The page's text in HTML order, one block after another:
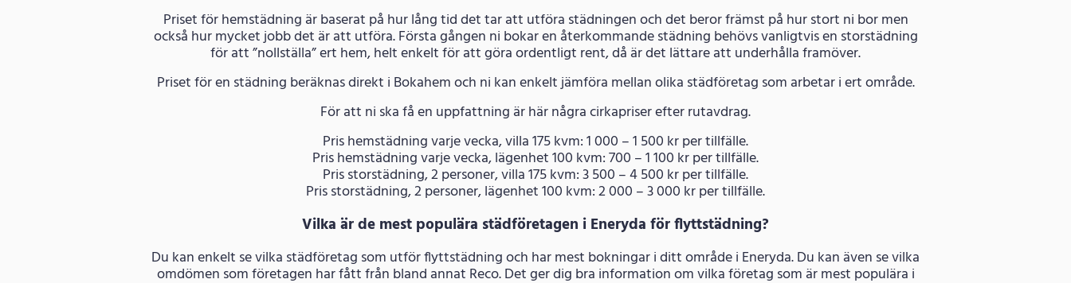
Priset för hemstädning är baserat på hur lång tid det tar att utföra städningen och det beror främst på hur stort ni bor men
också hur mycket jobb det är att utföra. Första gången ni bokar en återkommande städning behövs vanligtvis en storstädning
för att ”nollställa” ert hem, helt enkelt för att göra ordentligt rent, då är det lättare att underhålla framöver.
Priset för en städning beräknas direkt i Bokahem och ni kan enkelt jämföra mellan olika städföretag som arbetar i ert område.
För att ni ska få en uppfattning är här några cirkapriser efter rutavdrag.
Pris hemstädning varje vecka, villa 175 kvm: 1 000 – 1 500 kr per tillfälle.
Pris hemstädning varje vecka, lägenhet 100 kvm: 700 – 1 100 kr per tillfälle.
Pris storstädning, 2 personer, villa 175 kvm: 3 500 – 4 500 kr per tillfälle.
Pris storstädning, 2 personer, lägenhet 100 kvm: 2 000 – 3 000 kr per tillfälle.
Vilka är de mest populära städföretagen i Eneryda för flyttstädning?
Du kan enkelt se vilka städföretag som utför flyttstädning och har mest bokningar i ditt område i Eneryda. Du kan även se vilka
omdömen som företagen har fått från bland annat Reco. Det ger dig bra information om vilka företag som är mest populära i